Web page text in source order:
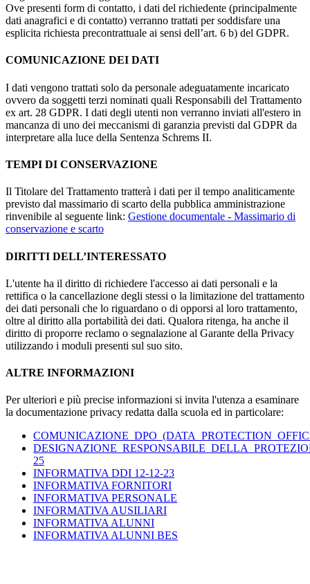
Ove presenti form di contatto, i dati del richiedente (principalmente
dati anagrafici e di contatto) verranno trattati per soddisfare una
esplicita richiesta precontrattuale ai sensi dell’art. 6 b) del GDPR.
COMUNICAZIONE DEI DATI
I dati vengono trattati solo da personale adeguatamente incaricato
ovvero da soggetti terzi nominati quali Responsabili del Trattamento
ex art. 28 GDPR. I dati degli utenti non verranno inviati all'estero in
mancanza di uno dei meccanismi di garanzia previsti dal GDPR da
interpretare alla luce della Sentenza Schrems II.
TEMPI DI CONSERVAZIONE
Il Titolare del Trattamento tratterà i dati per il tempo analiticamente
previsto dal massimario di scarto della pubblica amministrazione
rinvenibile al seguente link: Gestione documentale - Massimario di
conservazione e scarto
DIRITTI DELL’INTERESSATO
L'utente ha il diritto di richiedere l'accesso ai dati personali e la
rettifica o la cancellazione degli stessi o la limitazione del trattamento
dei dati personali che lo riguardano o di opporsi al loro trattamento,
oltre al diritto alla portabilità dei dati. Qualora ritenga, ha anche il
diritto di proporre reclamo o segnalazione al Garante della Privacy
utilizzando i moduli presenti sul suo sito.
ALTRE INFORMAZIONI
Per ulteriori e più precise informazioni si invita l'utenza a esaminare
la documentazione privacy redatta dalla scuola ed in particolare:
25
INFORMATIVA DDI 12-12-23
INFORMATIVA FORNITORI
INFORMATIVA PERSONALE
INFORMATIVA AUSILIARI
INFORMATIVA ALUNNI
INFORMATIVA ALUNNI BES